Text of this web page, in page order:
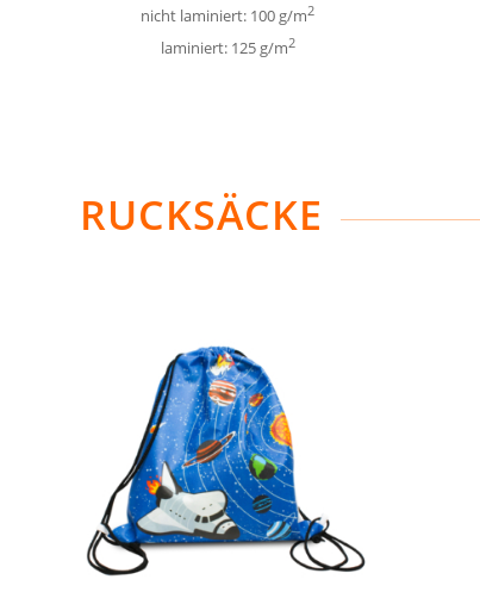
nicht laminiert: 100 g/m2
laminiert: 125 g/m2
RUCKSÄCKE